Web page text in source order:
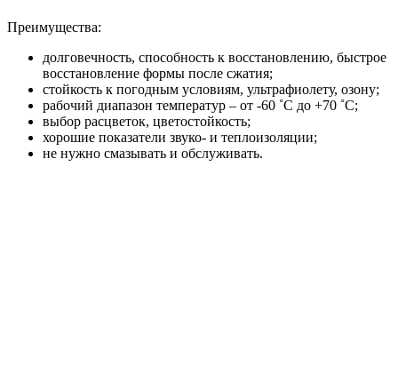
Преимущества:
долговечность, способность к восстановлению, быстрое
восстановление формы после сжатия;
стойкость к погодным условиям, ультрафиолету, озону;
рабочий диапазон температур – от -60 ˚С до +70 ˚С;
выбор расцветок, цветостойкость;
хорошие показатели звуко- и теплоизоляции;
не нужно смазывать и обслуживать.